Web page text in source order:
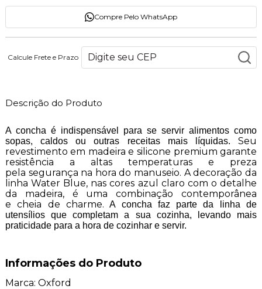
Compre Pelo WhatsApp
Calcule Frete e Prazo
Descrição do Produto
A concha é indispensável para se servir alimentos como
sopas, caldos ou outras receitas mais líquidas.Seu
revestimento em madeira e silicone premium garante
resistência a altas temperaturas e preza
pela segurança na hora do manuseio. A decoração da
linha Water Blue, nas cores azul claro com o detalhe
da madeira, é uma combinação contemporânea
e cheia de charme. A concha faz parte da linha de
utensílios que completam a sua cozinha, levando mais
praticidade para a hora de cozinhar e servir.
Informações do Produto
Marca: Oxford